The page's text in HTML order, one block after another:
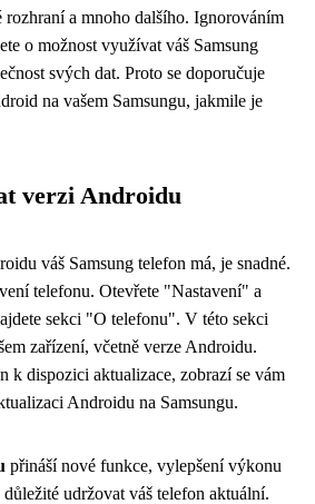
a mnoho dalšího. Ignorováním
o možnost využívat váš Samsung
svých dat. Proto se doporučuje
na vašem Samsungu, jakmile je
verzi Androidu
váš Samsung telefon má, je snadné.
telefonu. Otevřete "Nastavení" a
sekci "O telefonu". V této sekci
zařízení, včetně verze Androidu.
k dispozici aktualizace, zobrazí se vám
Androidu na Samsungu.
přináší nové funkce, vylepšení výkonu
udržovat váš telefon aktuální.